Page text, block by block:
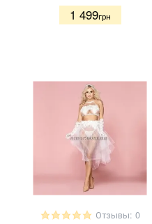
1 499грн
Отзывы: 0